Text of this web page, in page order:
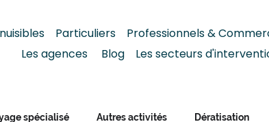
Particuliers Professionnels &
Les agences
Blog Les secteurs
spécialisé Autres activités Dératisation